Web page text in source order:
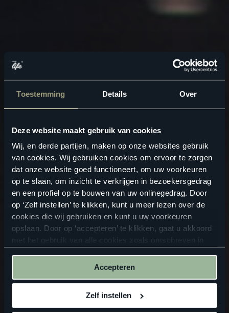
Toestemming Details Over
Deze website maakt gebruik van cookies
Wij, en derde partijen, maken op onze websites gebruik
van cookies. Wij gebruiken cookies om ervoor te zorgen
dat onze website goed functioneert, om uw voorkeuren
op te slaan, om inzicht te verkrijgen in bezoekersgedrag
en een profiel op te bouwen van uw onlinegedrag. Door
op ‘Zelf instellen’ te klikken, kunt u meer lezen over de
cookies die wij gebruiken en kunt u uw voorkeuren
opslaan. Door op ‘accepteren’ te klikken, gaat u akkoord
met het gebruik van alle cookies zoals omschreven in
Accepteren
Zelf instellen